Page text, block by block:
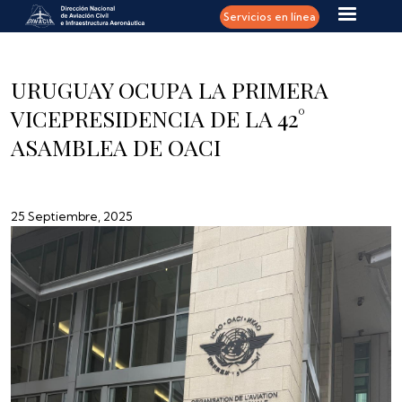
Pasar al contenido principal Servicios en línea
URUGUAY OCUPA LA PRIMERA
VICEPRESIDENCIA DE LA 42°
ASAMBLEA DE OACI
25 Septiembre, 2025